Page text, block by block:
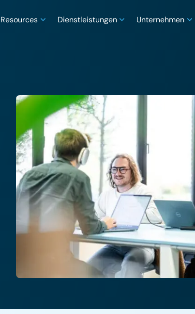
Resources Dienstleistungen Unternehmen